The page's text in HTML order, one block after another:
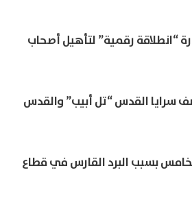
“انطلاقة رقمية” لتأهيل أصحاب
سرايا القدس “تل أبيب” والقدس
بسبب البرد القارس في قطاع